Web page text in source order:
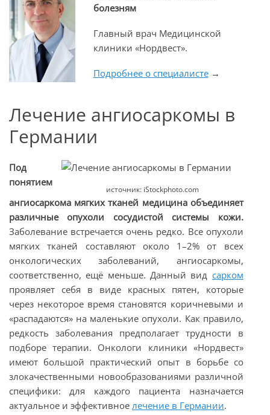
болезням
Главный врач Медицинской
клиники «Нордвест».
Подробнее о специалисте→
Лечение ангиосаркомы в
Германии
источник: iStockphoto.com
Под
понятием
ангиосаркома мягких тканей медицина объединяет
различные опухоли сосудистой системы кожи.
Заболевание встречается очень редко. Все опухоли
мягких тканей составляют около 1–2% от всех
онкологических заболеваний, ангиосаркомы,
соответственно, ещё меньше. Данный вид сарком
проявляет себя в виде красных пятен, которые
через некоторое время становятся коричневыми и
«распадаются» на маленькие опухоли. Как правило,
редкость заболевания предполагает трудности в
подборе терапии. Онкологи клиники «Нордвест»
имеют большой практический опыт в борьбе со
злокачественными новообразованиями различной
специфики: для каждого пациента назначается
актуальное и эффективное лечение в Германии.